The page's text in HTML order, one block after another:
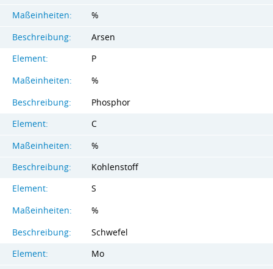
Maßeinheiten:
%
Beschreibung:
Arsen
Element:
P
Maßeinheiten:
%
Beschreibung:
Phosphor
Element:
C
Maßeinheiten:
%
Beschreibung:
Kohlenstoff
Element:
S
Maßeinheiten:
%
Beschreibung:
Schwefel
Element:
Mo